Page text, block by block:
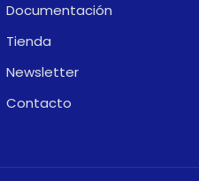
Documentación
Tienda
Newsletter
Contacto